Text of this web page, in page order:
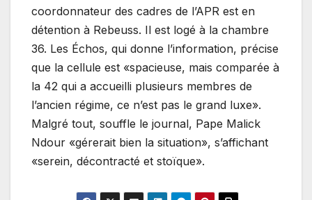
coordonnateur des cadres de l’APR est en
détention à Rebeuss. Il est logé à la chambre
36. Les Échos, qui donne l’information, précise
que la cellule est «spacieuse, mais comparée à
la 42 qui a accueilli plusieurs membres de
l’ancien régime, ce n’est pas le grand luxe».
Malgré tout, souffle le journal, Pape Malick
Ndour «gérerait bien la situation», s’affichant
«serein, décontracté et stoïque».